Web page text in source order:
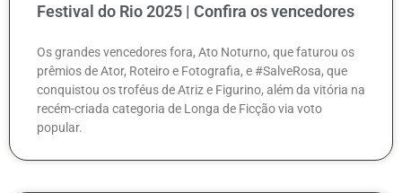
Festival do Rio 2025 | Confira os vencedores
Os grandes vencedores fora, Ato Noturno, que faturou os
prêmios de Ator, Roteiro e Fotografia, e #SalveRosa, que
conquistou os troféus de Atriz e Figurino, além da vitória na
recém-criada categoria de Longa de Ficção via voto
popular.